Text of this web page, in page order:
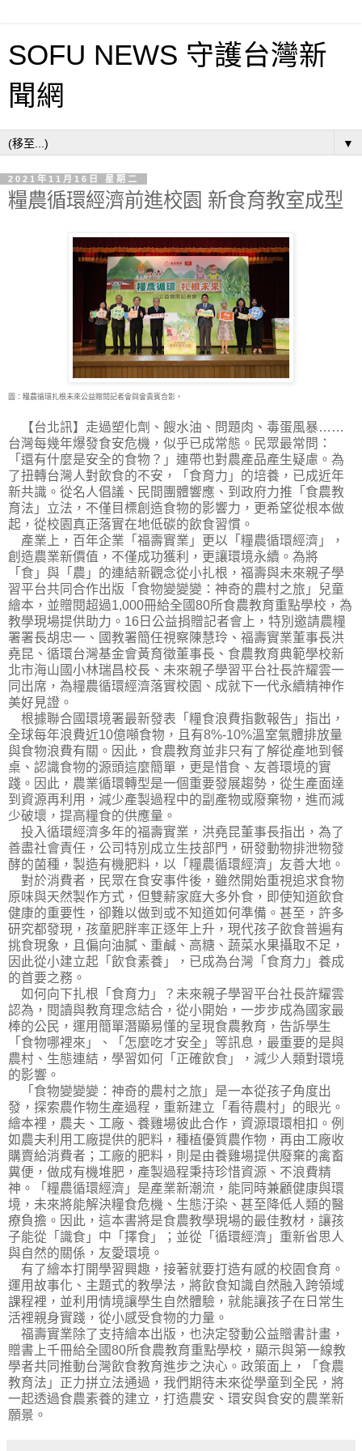
SOFU NEWS 守護台灣新
聞網
▼
2021年11月16日 星期二
糧農循環經濟前進校園 新食育教室成型
圖：糧農循環扎根未來公益贈閱記者會與會貴賓合影。
【台北訊】走過塑化劑、餿水油、問題肉、毒蛋風暴……
台灣每幾年爆發食安危機，似乎已成常態。民眾最常問：
「還有什麼是安全的食物？」連帶也對農產品產生疑慮。為
了扭轉台灣人對飲食的不安，「食育力」的培養，已成近年
新共識。從名人倡議、民間團體響應、到政府力推「食農教
育法」立法，不僅目標創造食物的影響力，更希望從根本做
起，從校園真正落實在地低碳的飲食習慣。
產業上，百年企業「福壽實業」更以「糧農循環經濟」，
創造農業新價值，不僅成功獲利，更讓環境永續。為將
「食」與「農」的連結新觀念從小扎根，福壽與未來親子學
習平台共同合作出版「食物變變變：神奇的農村之旅」兒童
繪本，並贈閱超過1,000冊給全國80所食農教育重點學校，為
教學現場提供助力。16日公益捐贈記者會上，特別邀請農糧
署署長胡忠一、國教署簡任視察陳慧玲、福壽實業董事長洪
堯昆、循環台灣基金會黃育徵董事長、食農教育典範學校新
北市海山國小林瑞昌校長、未來親子學習平台社長許耀雲一
同出席，為糧農循環經濟落實校園、成就下一代永續精神作
美好見證。
根據聯合國環境署最新發表「糧食浪費指數報告」指出，
全球每年浪費近10億噸食物，且有8%-10%溫室氣體排放量
與食物浪費有關。因此，食農教育並非只有了解從產地到餐
桌、認識食物的源頭這麼簡單，更是惜食、友善環境的實
踐。因此，農業循環轉型是一個重要發展趨勢，從生產面達
到資源再利用，減少產製過程中的副產物或廢棄物，進而減
少破壞，提高糧食的供應量。
投入循環經濟多年的福壽實業，洪堯昆董事長指出，為了
善盡社會責任，公司特別成立生技部門，研發動物排泄物發
酵的菌種，製造有機肥料，以「糧農循環經濟」友善大地。
對於消費者，民眾在食安事件後，雖然開始重視追求食物
原味與天然製作方式，但雙薪家庭大多外食，即使知道飲食
健康的重要性，卻難以做到或不知道如何準備。甚至，許多
研究都發現，孩童肥胖率正逐年上升，現代孩子飲食普遍有
挑食現象，且偏向油膩、重鹹、高糖、蔬菜水果攝取不足，
因此從小建立起「飲食素養」，已成為台灣「食育力」養成
的首要之務。
如何向下扎根「食育力」？未來親子學習平台社長許耀雲
認為，閱讀與教育理念結合，從小開始，一步步成為國家最
棒的公民，運用簡單潛顯易懂的呈現食農教育，告訴學生
「食物哪裡來」、「怎麼吃才安全」等訊息，最重要的是與
農村、生態連結，學習如何「正確飲食」，減少人類對環境
的影響。
「食物變變變：神奇的農村之旅」是一本從孩子角度出
發，探索農作物生產過程，重新建立「看待農村」的眼光。
繪本裡，農夫、工廠、養雞場彼此合作，資源環環相扣。例
如農夫利用工廠提供的肥料，種植優質農作物，再由工廠收
購賣給消費者；工廠的肥料，則是由養雞場提供廢棄的禽畜
糞便，做成有機堆肥，產製過程秉持珍惜資源、不浪費精
神。「糧農循環經濟」是產業新潮流，能同時兼顧健康與環
境，未來將能解決糧食危機、生態汙染、甚至降低人類的醫
療負擔。因此，這本書將是食農教學現場的最佳教材，讓孩
子能從「識食」中「擇食」；並從「循環經濟」重新省思人
與自然的關係，友愛環境。
有了繪本打開學習興趣，接著就要打造有感的校園食育。
運用故事化、主題式的教學法，將飲食知識自然融入跨領域
課程裡，並利用情境讓學生自然體驗，就能讓孩子在日常生
活裡親身實踐，從小感受食物的力量。
福壽實業除了支持繪本出版，也決定發動公益贈書計畫，
贈書上千冊給全國80所食農教育重點學校，顯示與第一線教
學者共同推動台灣飲食教育進步之決心。政策面上，「食農
教育法」正力拼立法通過，我們期待未來從學童到全民，將
一起透過食農素養的建立，打造農安、環安與食安的農業新
願景。